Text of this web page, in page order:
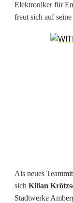
k
d
e
Elektroniker für
freut sich auf
Als neues
sich Kilian
Stadtwerke